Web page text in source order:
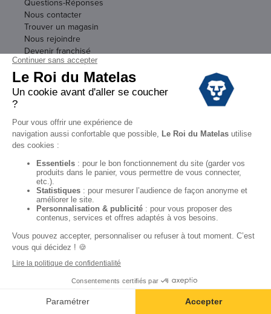
Questions-Réponses
Nous contacter
Trouver un magasin
Nous rejoindre
Devenir franchisé
Suivre une commande
NOS AVANTAGES
Moyen de paiement, financement
Garantie
Conditions des offres
Black Friday
Destockage
Soldes
Conditions Générales de vente magasin
Conditions Générales de vente internet
Mentions Légales
Données personnelles
Codes promo Le Roi du Matelas